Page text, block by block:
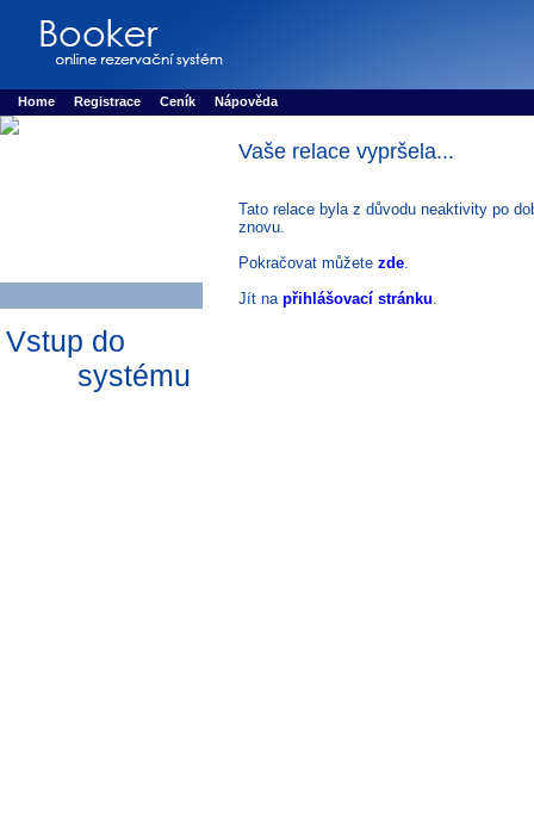
Rezervujse - Port�l pro online rezervace sportu
Home Registrace Ceník Nápověda
Vstup do
systému
Vaše relace vypršela...
Tato relace byla z důvodu neaktivity po
znovu.
Pokračovat můžete zde.
Jít na přihlášovací stránku.